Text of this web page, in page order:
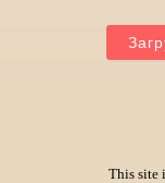
This site